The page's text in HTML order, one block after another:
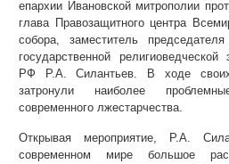
епархии Ивановской митрополии
глава Правозащитного центра
собора, заместитель
государственной
РФ Р.А. Силантьев. В ходе своих
затронули наиболее
современного лжестарчества.
Открывая мероприятие, Р.А.
современном мире большое